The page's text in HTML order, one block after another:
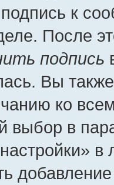
к
После
подпись
Вы
ко
выбор в